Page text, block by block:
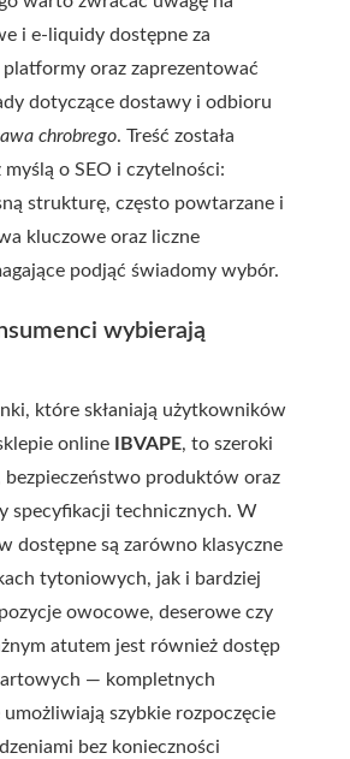
i e-liquidy dostępne za
oraz zaprezentować
dotyczące dostawy i odbioru
chrobrego. Treść została
o SEO i czytelności:
strukturę, często powtarzane i
kluczowe oraz liczne
podjąć świadomy wybór.
wybierają
które skłaniają użytkowników
online
IBVAPE, to szeroki
produktów oraz
specyfikacji technicznych. W
dostępne są zarówno klasyczne
tytoniowych, jak i bardziej
owocowe, deserowe czy
atutem jest również dostęp
— kompletnych
szybkie rozpoczęcie
bez konieczności